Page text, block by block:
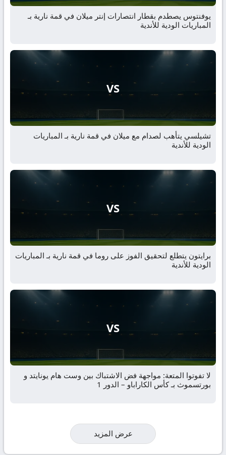
يوفنتوس يصطدم بقطار انتصارات إنتر ميلان في قمة نارية بـ
المباريات الودية للأندية
VS
تشيلسي يتأهب لصدام مع ميلان في قمة نارية بـ المباريات
الودية للأندية
VS
برايتون يتطلع لتحقيق الفوز على روما في قمة نارية بـ المباريات
الودية للأندية
VS
لا تفوتوا المتعة: مواجهة فض الاشتباك بين وست هام يونايتد و
بورتسموث بـ كأس الكاراباو – الدور 1
عرض المزيد